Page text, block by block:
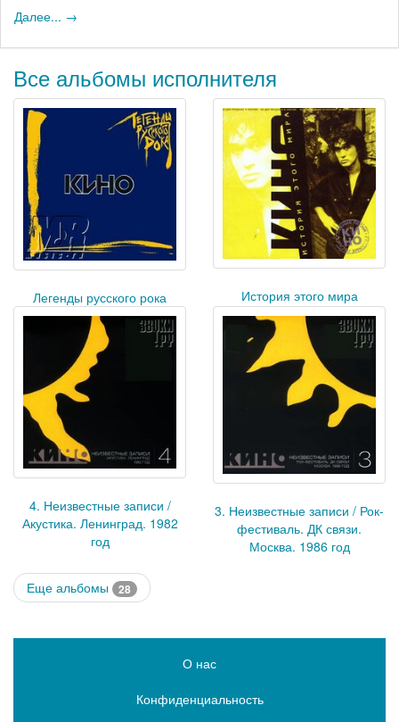
Далее... →
Все альбомы исполнителя
Легенды русского рока История этого мира
4. Неизвестные записи /
Акустика. Ленинград. 1982
год
3. Неизвестные записи / Рок-
фестиваль. ДК связи.
Москва. 1986 год
Еще альбомы 28
О нас
Конфиденциальность